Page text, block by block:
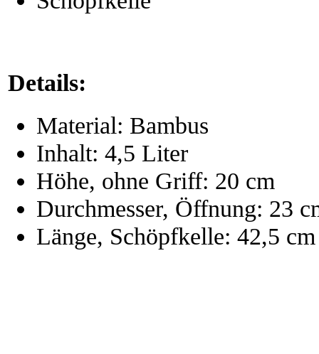
Details:
Material: Bambus
Inhalt: 4,5 Liter
Höhe, ohne Griff: 20 cm
Durchmesser, Öffnung: 23
Länge, Schöpfkelle: 42,5 cm